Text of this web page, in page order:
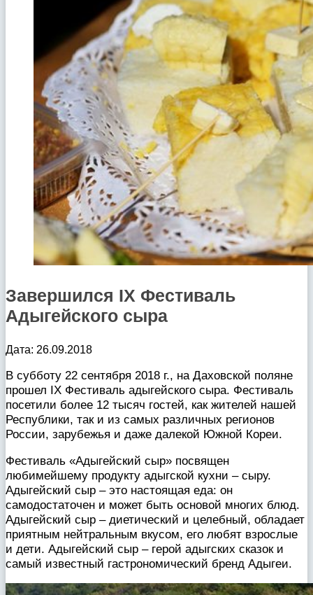
Завершился IX Фестиваль
Адыгейского сыра
Дата: 26.09.2018
В субботу 22 сентября 2018 г., на Даховской поляне
прошел IX Фестиваль адыгейского сыра. Фестиваль
посетили более 12 тысяч гостей, как жителей нашей
Республики, так и из самых различных регионов
России, зарубежья и даже далекой Южной Кореи.
Фестиваль «Адыгейский сыр» посвящен
любимейшему продукту адыгской кухни – сыру.
Адыгейский сыр – это настоящая еда: он
самодостаточен и может быть основой многих блюд.
Адыгейский сыр – диетический и целебный, обладает
приятным нейтральным вкусом, его любят взрослые
и дети. Адыгейский сыр – герой адыгских сказок и
самый известный гастрономический бренд Адыгеи.